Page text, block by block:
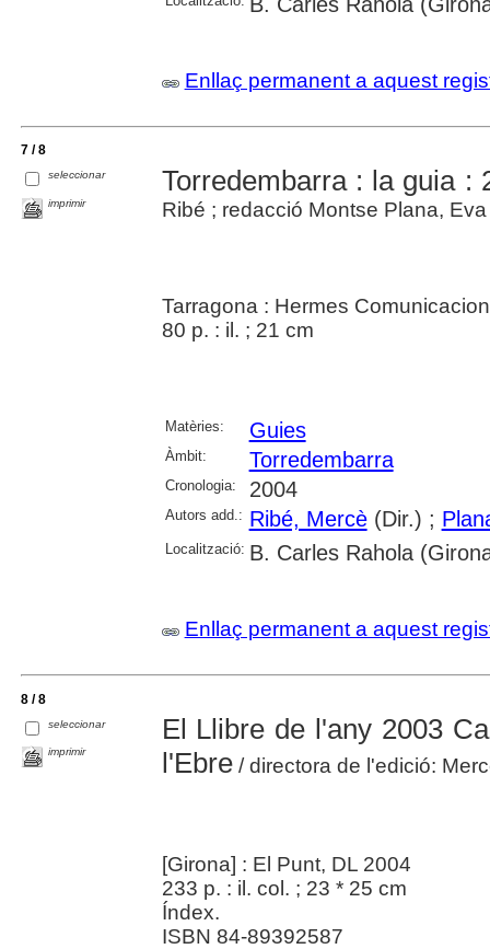
Enllaç permanent a aquest
7 / 8
seleccionar
imprimir
Torredembarra : la guia :
Ribé ; redacció Montse Plana,
Tarragona : Hermes
80 p. : il. ; 21 cm
Matèries: Guies
Àmbit: Torredembarra
Cronologia: 2004
Autors add.: Ribé, Mercè(Dir.) ;
Localització: B. Carles Rahola
Enllaç permanent a aquest
8 / 8
seleccionar
imprimir
El Llibre de l'any 2003
l'Ebre/ directora de l'edició:
[Girona] : El Punt, DL 2004
233 p. : il. col. ; 23 * 25 cm
Índex.
ISBN 84-89392587